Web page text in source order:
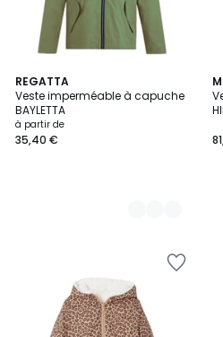
REGATTA
Veste imperméable à capuche
BAYLETTA
à partir de
35,40 €
5
Couleurs
2